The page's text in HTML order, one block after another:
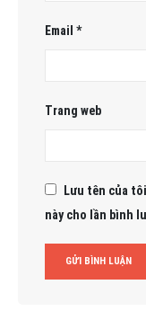
Email *
Trang web
Lưu tên của
này cho lần bình